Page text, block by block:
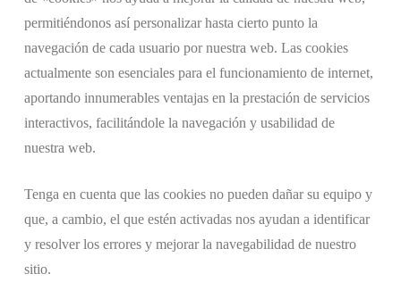
permitiéndonos así personalizar hasta cierto punto la
navegación de cada usuario por nuestra web. Las cookies
actualmente son esenciales para el funcionamiento de internet,
aportando innumerables ventajas en la prestación de servicios
interactivos, facilitándole la navegación y usabilidad de
nuestra web.
Tenga en cuenta que las cookies no pueden dañar su equipo y
que, a cambio, el que estén activadas nos ayudan a identificar
y resolver los errores y mejorar la navegabilidad de nuestro
sitio.